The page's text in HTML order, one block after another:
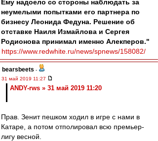
Ему надоело со стороны наблюдать за
неумелыми попытками его партнера по
бизнесу Леонида Федуна. Решение об
отставке Наиля Измайлова и Сергея
Родионова принимал именно Алекперов."
https://www.redwhite.ru/news/spnews/158082/
bearsbeets -
31 май 2019 11:27
ANDY-rws » 31 май 2019 11:20
Прав. Зенит пешком ходил в игре с нами в
Катаре, а потом отполировал всю премьер-
лигу весной.